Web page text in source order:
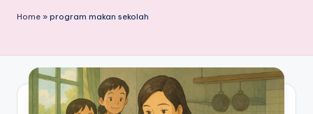
Home » program makan sekolah